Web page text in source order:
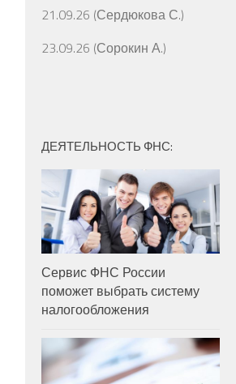
21.09.26 (Сердюкова С.)
23.09.26 (Сорокин А.)
ДЕЯТЕЛЬНОСТЬ ФНС:
Сервис ФНС России
поможет выбрать систему
налогообложения